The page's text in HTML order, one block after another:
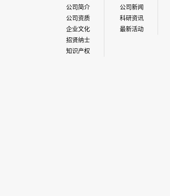
公司简介
公司资质
企业文化
招贤纳士
知识产权
公司新闻
科研资讯
最新活动